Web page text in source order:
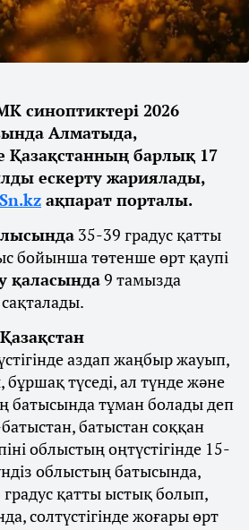
синоптиктері 2026
Алматыда,
барлық 17
ескерту жариялады,
Sn.kz ақпарат порталы.
35-39 градус қатты
бойынша төтенше өрт қаупі
қаласында9 тамызда
аздап жаңбыр жауып,
түседі, ал түнде және
батысында тұман болады деп
батыстан, батыстан соққан
облыстың оңтүстігінде 15-
облыстың батысында,
градус қатты ыстық болып,
солтүстігінде жоғары өрт